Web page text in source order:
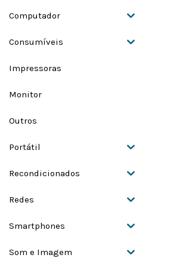
Computador
Consumíveis
Impressoras
Monitor
Outros
Portátil
Recondicionados
Redes
Smartphones
Som e Imagem